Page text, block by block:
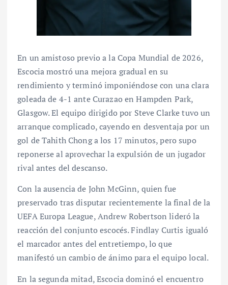
En un amistoso previo a la Copa Mundial de 2026,
Escocia mostró una mejora gradual en su
rendimiento y terminó imponiéndose con una clara
goleada de 4-1 ante Curazao en Hampden Park,
Glasgow. El equipo dirigido por Steve Clarke tuvo un
arranque complicado, cayendo en desventaja por un
gol de Tahith Chong a los 17 minutos, pero supo
reponerse al aprovechar la expulsión de un jugador
rival antes del descanso.
Con la ausencia de John McGinn, quien fue
preservado tras disputar recientemente la final de la
UEFA Europa League, Andrew Robertson lideró la
reacción del conjunto escocés. Findlay Curtis igualó
el marcador antes del entretiempo, lo que
manifestó un cambio de ánimo para el equipo local.
En la segunda mitad, Escocia dominó el encuentro